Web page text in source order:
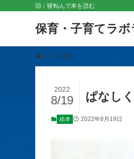
旧：寝転んで本を読む
保育・子育てラ
ホーム 絵本
ぱなし
2022
8/19
絵本 2022年8月19日